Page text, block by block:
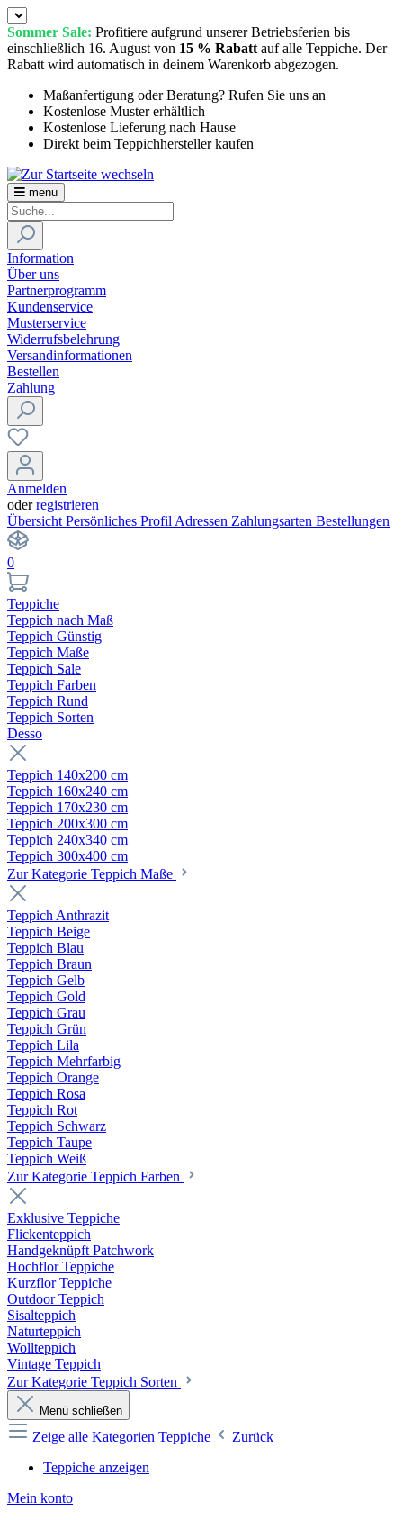
Sommer Sale: Profitiere aufgrund unserer Betriebsferien bis
einschließlich 16. August von 15 % Rabatt auf alle Teppiche. Der
Rabatt wird automatisch in deinem Warenkorb abgezogen.
Maßanfertigung oder Beratung? Rufen Sie uns an
Kostenlose Muster erhältlich
Kostenlose Lieferung nach Hause
Direkt beim Teppichhersteller kaufen
menu
Information
Über uns
Partnerprogramm
Kundenservice
Musterservice
Widerrufsbelehrung
Versandinformationen
Bestellen
Zahlung
Anmelden
oderregistrieren
Übersicht Persönliches Profil Adressen Zahlungsarten Bestellungen
0
Teppiche
Teppich nach Maß
Teppich Günstig
Teppich Maße
Teppich Sale
Teppich Farben
Teppich Rund
Teppich Sorten
Desso
Teppich 140x200 cm
Teppich 160x240 cm
Teppich 170x230 cm
Teppich 200x300 cm
Teppich 240x340 cm
Teppich 300x400 cm
Zur Kategorie Teppich Maße
Teppich Anthrazit
Teppich Beige
Teppich Blau
Teppich Braun
Teppich Gelb
Teppich Gold
Teppich Grau
Teppich Grün
Teppich Lila
Teppich Mehrfarbig
Teppich Orange
Teppich Rosa
Teppich Rot
Teppich Schwarz
Teppich Taupe
Teppich Weiß
Zur Kategorie Teppich Farben
Exklusive Teppiche
Flickenteppich
Handgeknüpft Patchwork
Hochflor Teppiche
Kurzflor Teppiche
Outdoor Teppich
Sisalteppich
Naturteppich
Wollteppich
Vintage Teppich
Zur Kategorie Teppich Sorten
Menü schließen
Zeige alle Kategorien Teppiche
Zurück
Teppiche anzeigen
Mein konto